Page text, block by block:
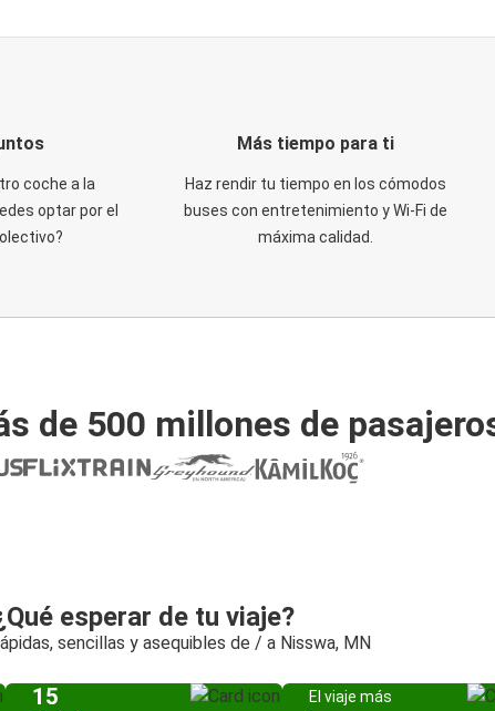
coche a la
optar por el
Más tiempo para ti
Haz rendir tu tiempo en los cómodos
buses con entretenimiento y Wi-Fi de
máxima calidad.
de 500 millones de
esperar de tu viaje?
sencillas y asequibles de / a Nisswa, MN
15
El viaje más